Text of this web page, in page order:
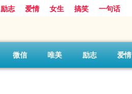
励志 爱情 女生 搞笑 一句话
微信 唯美 励志 爱情